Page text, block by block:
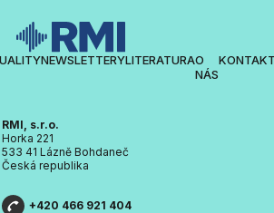
NEWSLETTERYLITERATURAO
NÁS
RMI, s.r.o.
Horka 221
533 41 Lázně Bohdaneč
Česká republika
+420 466 921 404